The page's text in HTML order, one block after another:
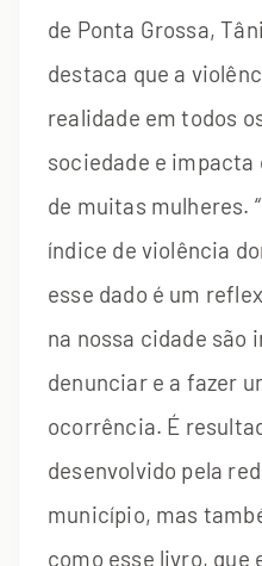
de Ponta Grossa,
destaca que a
realidade em todos
sociedade e
de muitas mulheres.
índice de violência
esse dado é um
na nossa cidade são
denunciar e a fazer
ocorrência. É
desenvolvido pela
município, mas
como esse livro, que